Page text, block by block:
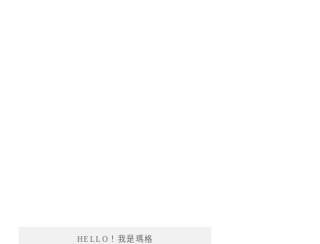
HELLO！我是瑪格